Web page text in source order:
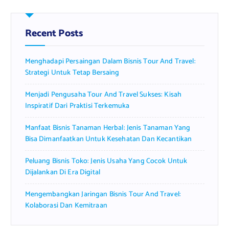
h
f
o
:
Recent Posts
Menghadapi Persaingan Dalam Bisnis Tour And Travel:
Strategi Untuk Tetap Bersaing
Menjadi Pengusaha Tour And Travel Sukses: Kisah
Inspiratif Dari Praktisi Terkemuka
Manfaat Bisnis Tanaman Herbal: Jenis Tanaman Yang
Bisa Dimanfaatkan Untuk Kesehatan Dan Kecantikan
Peluang Bisnis Toko: Jenis Usaha Yang Cocok Untuk
Dijalankan Di Era Digital
Mengembangkan Jaringan Bisnis Tour And Travel:
Kolaborasi Dan Kemitraan